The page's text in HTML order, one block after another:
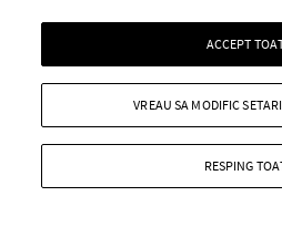
Baby
Pariază responsabil! Decizia
Jocurile de noroc sunt
ACCEPT
RESPING
VREAU SA MODIFIC